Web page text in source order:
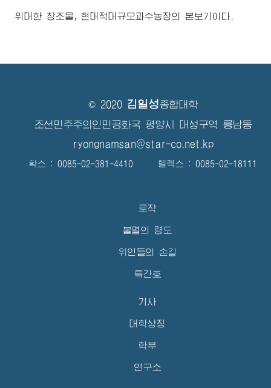
위대한 창조물, 현대적대규모과수농장의 본보기이다.
© 2020 김일성종합대학
조선민주주의인민공화국 평양시 대성구역 룡남동
ryongnamsan@star-co.net.kp
확스 : 0085-02-381-4410 텔렉스 : 0085-02-18111
로작
불멸의 령도
위인들의 손길
특간호
기사
대학상징
학부
연구소